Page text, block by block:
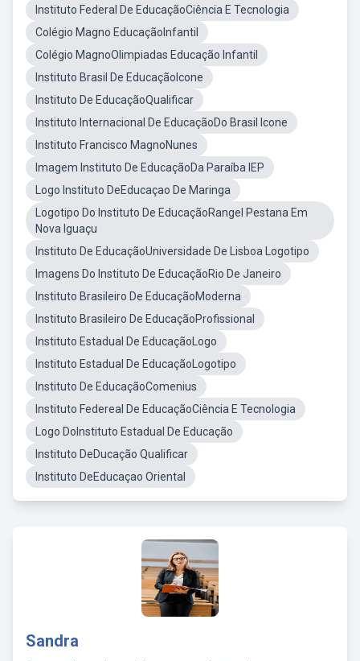
Instituto Federal De EducaçãoCiência E Tecnologia
Colégio Magno EducaçãoInfantil
Colégio MagnoOlimpiadas Educação Infantil
Instituto Brasil De EducaçãoIcone
Instituto De EducaçãoQualificar
Instituto Internacional De EducaçãoDo Brasil Icone
Instituto Francisco MagnoNunes
Imagem Instituto De EducaçãoDa Paraíba IEP
Logo Instituto DeEducaçao De Maringa
Logotipo Do Instituto De EducaçãoRangel Pestana Em
Nova Iguaçu
Instituto De EducaçãoUniversidade De Lisboa Logotipo
Imagens Do Instituto De EducaçãoRio De Janeiro
Instituto Brasileiro De EducaçãoModerna
Instituto Brasileiro De EducaçãoProfissional
Instituto Estadual De EducaçãoLogo
Instituto Estadual De EducaçãoLogotipo
Instituto De EducaçãoComenius
Instituto Federeal De EducaçãoCiência E Tecnologia
Logo DoInstituto Estadual De Educação
Instituto DeDucação Qualificar
Instituto DeEducaçao Oriental
Sandra